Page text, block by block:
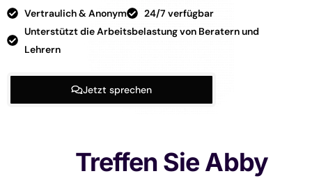
Vertraulich & Anonym
24/7 verfügbar
Unterstützt die Arbeitsbelastung von Beratern und
Lehrern
Jetzt sprechen
Treffen Sie Abby